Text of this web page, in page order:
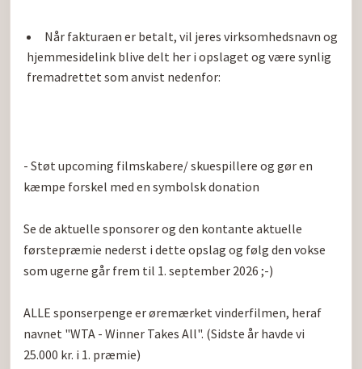
Når fakturaen er betalt, vil jeres virksomhedsnavn og
hjemmesidelink blive delt her i opslaget og være synlig
fremadrettet som anvist nedenfor:
- Støt upcoming filmskabere/ skuespillere og gør en
kæmpe forskel med en symbolsk donation
Se de aktuelle sponsorer og den kontante aktuelle
førstepræmie nederst i dette opslag og følg den vokse
som ugerne går frem til 1. september 2026 ;-)
ALLE sponserpenge er øremærket vinderfilmen, heraf
navnet "WTA - Winner Takes All". (Sidste år havde vi
25.000 kr. i 1. præmie)